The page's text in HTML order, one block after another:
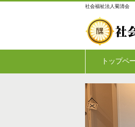
社会福祉法⼈菊清会
トップペ